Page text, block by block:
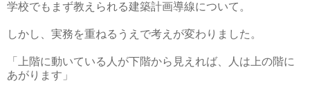
学校でもまず教えられる建築計画導線について。
しかし、実務を重ねるうえで考えが変わりました。
「上階に動いている人が下階から見えれば、人は上の階に
あがります」